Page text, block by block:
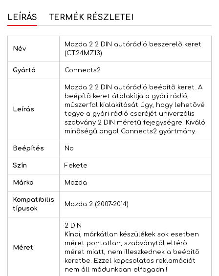
LEÍRÁS TERMÉK RÉSZLETEI
Név
Mazda 2 2 DIN autórádió beszerelõ keret
(CT24MZ13)
Gyártó Connects2
Leírás
Mazda 2 2 DIN autórádió beépítõ keret. A
beépítõ keret átalakítja a gyári rádió,
mûszerfal kialakítását úgy, hogy lehetõvé
tegye a gyári rádió cseréjét univerzális
szabvány 2 DIN méretû fejegységre. Kiváló
minõségû angol Connects2 gyártmány.
Beépítés No
Szín Fekete
Márka Mazda
Kompatibilis
típusok
Mazda 2 (2007-2014)
Méret
2 DIN
Kínai, márkátlan készülékek sok esetben
méret pontatlan, szabványtól eltérõ
méret miatt, nem illeszkednek a beépítõ
keretbe. Ezzel kapcsolatos reklamációt
nem áll módunkban elfogadni!